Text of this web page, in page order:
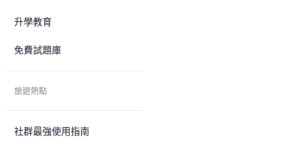
升學教育
免費試題庫
旅遊熱點
社群最強使用指南